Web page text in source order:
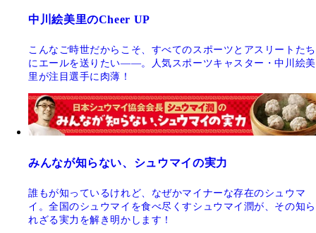
中川絵美里のCheer UP
こんなご時世だからこそ、すべてのスポーツとアスリートたち
にエールを送りたい――。人気スポーツキャスター・中川絵美
里が注目選手に肉薄！
みんなが知らない、シュウマイの実力
誰もが知っているけれど、なぜかマイナーな存在のシュウマ
イ。全国のシュウマイを食べ尽くすシュウマイ潤が、その知ら
れざる実力を解き明かします！